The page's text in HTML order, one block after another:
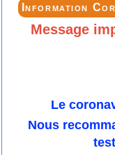
Information
Message
Le
Nous